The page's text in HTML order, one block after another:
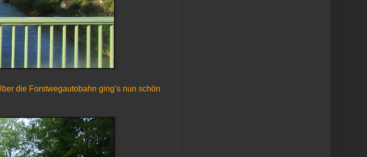
die Forstwegautobahn ging’s nun schön